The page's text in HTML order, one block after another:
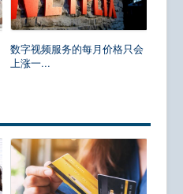
数字视频服务的每月价格只会
上涨一...